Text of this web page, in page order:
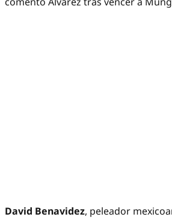
David Benavidez, peleador